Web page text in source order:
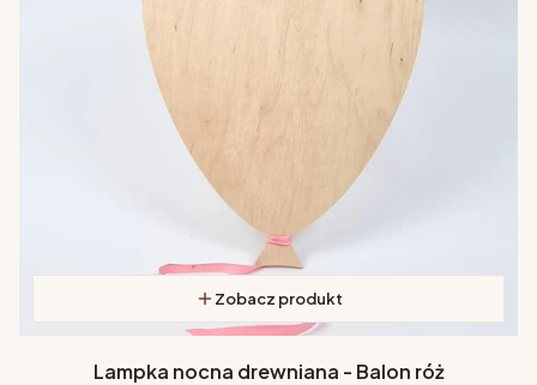
Zobacz produkt
Lampka nocna drewniana - Balon róż